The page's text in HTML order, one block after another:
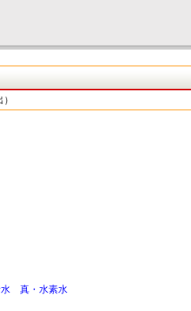
水 真・水素水